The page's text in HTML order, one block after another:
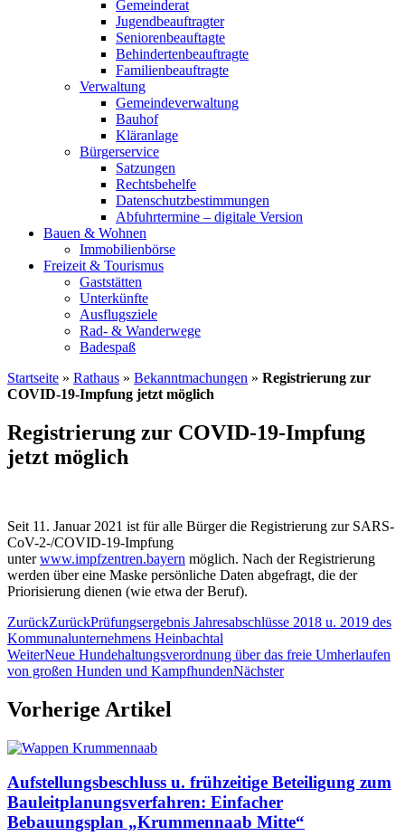
Gemeinderat
Jugendbeauftragter
Seniorenbeauftagte
Behindertenbeauftragte
Familienbeauftragte
Verwaltung
Gemeindeverwaltung
Bauhof
Kläranlage
Bürgerservice
Satzungen
Rechtsbehelfe
Datenschutzbestimmungen
Abfuhrtermine – digitale Version
Bauen & Wohnen
Immobilienbörse
Freizeit & Tourismus
Gaststätten
Unterkünfte
Ausflugsziele
Rad- & Wanderwege
Badespaß
Startseite » Rathaus » Bekanntmachungen » Registrierung zur
COVID-19-Impfung jetzt möglich
Registrierung zur COVID-19-Impfung
jetzt möglich
Seit 11. Januar 2021 ist für alle Bürger die Registrierung zur SARS-
CoV-2-/COVID-19-Impfung
unterwww.impfzentren.bayern möglich. Nach der Registrierung
werden über eine Maske persönliche Daten abgefragt, die der
Priorisierung dienen (wie etwa der Beruf).
ZurückZurückPrüfungsergebnis Jahresabschlüsse 2018 u. 2019 des
Kommunalunternehmens Heinbachtal
WeiterNeue Hundehaltungsverordnung über das freie Umherlaufen
von großen Hunden und KampfhundenNächster
Vorherige Artikel
Aufstellungsbeschluss u. frühzeitige Beteiligung zum
Bauleitplanungsverfahren: Einfacher
Bebauungsplan „Krummennaab Mitte“